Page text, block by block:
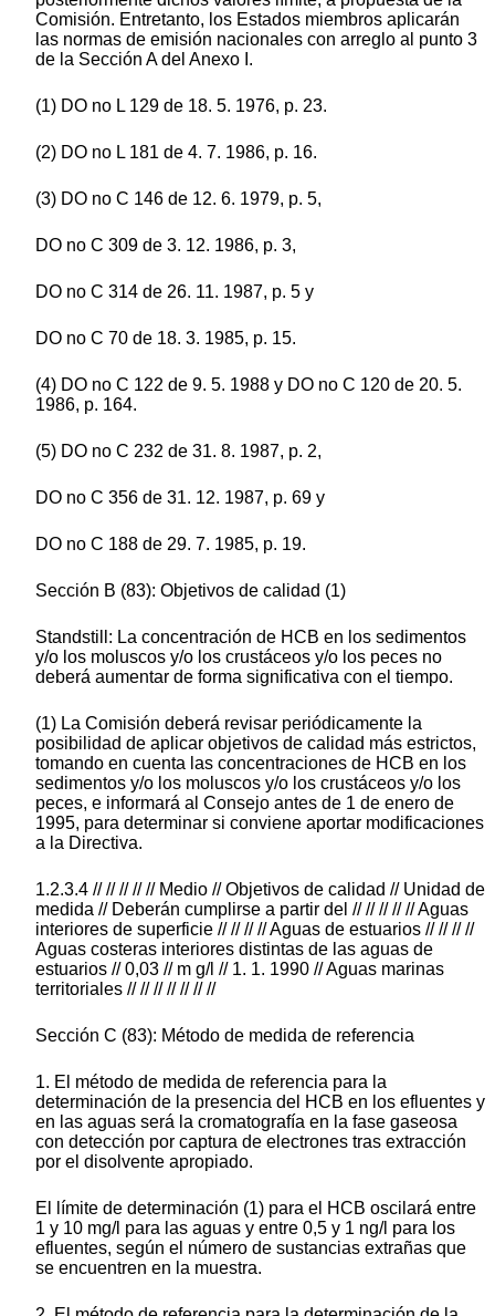
Comisión. Entretanto, los Estados miembros aplicarán
las normas de emisión nacionales con arreglo al punto 3
de la Sección A del Anexo I.
(1) DO no L 129 de 18. 5. 1976, p. 23.
(2) DO no L 181 de 4. 7. 1986, p. 16.
(3) DO no C 146 de 12. 6. 1979, p. 5,
DO no C 309 de 3. 12. 1986, p. 3,
DO no C 314 de 26. 11. 1987, p. 5 y
DO no C 70 de 18. 3. 1985, p. 15.
(4) DO no C 122 de 9. 5. 1988 y DO no C 120 de 20. 5.
1986, p. 164.
(5) DO no C 232 de 31. 8. 1987, p. 2,
DO no C 356 de 31. 12. 1987, p. 69 y
DO no C 188 de 29. 7. 1985, p. 19.
Sección B (83): Objetivos de calidad (1)
Standstill: La concentración de HCB en los sedimentos
y/o los moluscos y/o los crustáceos y/o los peces no
deberá aumentar de forma significativa con el tiempo.
(1) La Comisión deberá revisar periódicamente la
posibilidad de aplicar objetivos de calidad más estrictos,
tomando en cuenta las concentraciones de HCB en los
sedimentos y/o los moluscos y/o los crustáceos y/o los
peces, e informará al Consejo antes de 1 de enero de
1995, para determinar si conviene aportar modificaciones
a la Directiva.
1.2.3.4 // // // // // Medio // Objetivos de calidad // Unidad de
medida // Deberán cumplirse a partir del // // // // // Aguas
interiores de superficie // // // // Aguas de estuarios // // // //
Aguas costeras interiores distintas de las aguas de
estuarios // 0,03 // m g/l // 1. 1. 1990 // Aguas marinas
territoriales // // // // // // //
Sección C (83): Método de medida de referencia
1. El método de medida de referencia para la
determinación de la presencia del HCB en los efluentes y
en las aguas será la cromatografía en la fase gaseosa
con detección por captura de electrones tras extracción
por el disolvente apropiado.
El límite de determinación (1) para el HCB oscilará entre
1 y 10 mg/l para las aguas y entre 0,5 y 1 ng/l para los
efluentes, según el número de sustancias extrañas que
se encuentren en la muestra.